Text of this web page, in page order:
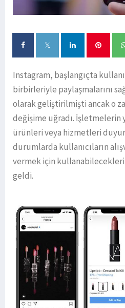
Instagram, başlangıçta
birbirleriyle paylaşmalarını
olarak geliştirilmişti ancak o
değişime uğradı. İşletmelerin
ürünleri veya hizmetleri
durumlarda kullanıcıların
vermek için
geldi.